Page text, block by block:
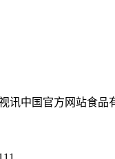
讯中国官方网站食品